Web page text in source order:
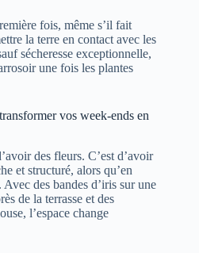
fois, même s’il fait
la terre en contact avec les
sécheresse exceptionnelle,
une fois les plantes
vos week-ends en
des fleurs. C’est d’avoir
et structuré, alors qu’en
des bandes d’iris sur une
de la terrasse et des
l’espace change